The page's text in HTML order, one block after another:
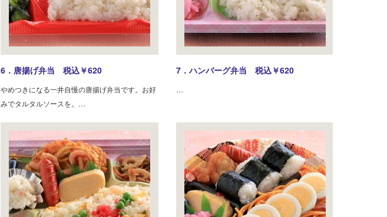
6．唐揚げ弁当 税込￥620
やめつきになる一井自慢の唐揚げ弁当です。お好
みでタルタルソースを。…
7．ハンバーグ弁当 税込￥620
…